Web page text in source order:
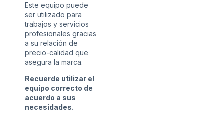
Este equipo puede
ser utilizado para
trabajos y servicios
profesionales gracias
a su relación de
precio-calidad que
asegura la marca.
Recuerde utilizar el
equipo correcto de
acuerdo a sus
necesidades.